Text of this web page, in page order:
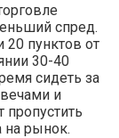
спред.
20 пунктов от
30-40
сидеть за
и
на рынок.